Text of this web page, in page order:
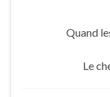
Quand
Le